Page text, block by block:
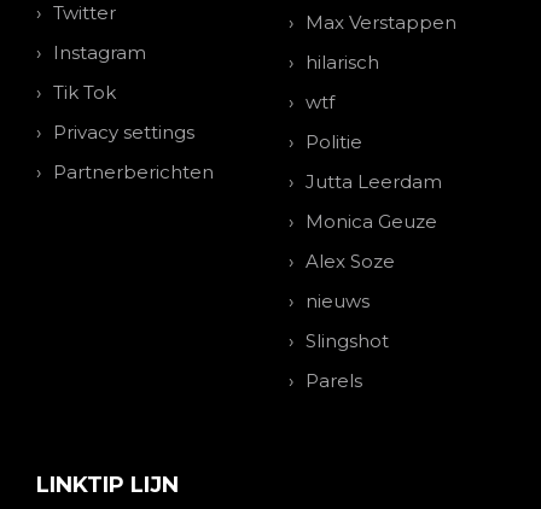
Twitter
Instagram
Tik Tok
Privacy settings
Partnerberichten
Max Verstappen
hilarisch
wtf
Politie
Jutta Leerdam
Monica Geuze
Alex Soze
nieuws
Slingshot
Parels
LINKTIP LIJN